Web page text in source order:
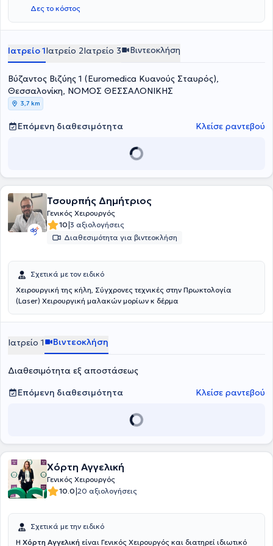
περιστατικών που άπτονται όλου του φάσματος της Ειδικότητάς του
έχοντας πάντα στο επίκεντρο την καλύτερη δυνατή εξυπηρέτηση
Δες το κόστος
Ιατρείο 1Ιατρείο 2Ιατρείο 3 Βιντεοκλήση
Βύζαντος Βιζύης 1 (Euromedica Κυανούς Σταυρός),
Θεσσαλονίκη, ΝΟΜΟΣ ΘΕΣΣΑΛΟΝΙΚΗΣ
3,7 km
Επόμενη διαθεσιμότητα Κλείσε ραντεβού
Τσουρπής Δημήτριος
Γενικός Χειρουργός
10|3 αξιολογήσεις
Διαθεσιμότητα για βιντεοκλήση
Σχετικά με τον ειδικό
Χειρουργική της κήλη, Σύγχρονες τεχνικές στην Πρωκτολογία
(Laser) Χειρουργική μαλακών μορίων κ δέρμα
Ιατρείο 1 Βιντεοκλήση
Διαθεσιμότητα εξ αποστάσεως
Επόμενη διαθεσιμότητα
Κλείσε ραντεβού
Χόρτη Αγγελική
Γενικός Χειρουργός
10.0|20 αξιολογήσεις
Σχετικά με την ειδικό
Η Χόρτη Αγγελική είναι Γενικός Χειρουργός και διατηρεί ιδιωτικό